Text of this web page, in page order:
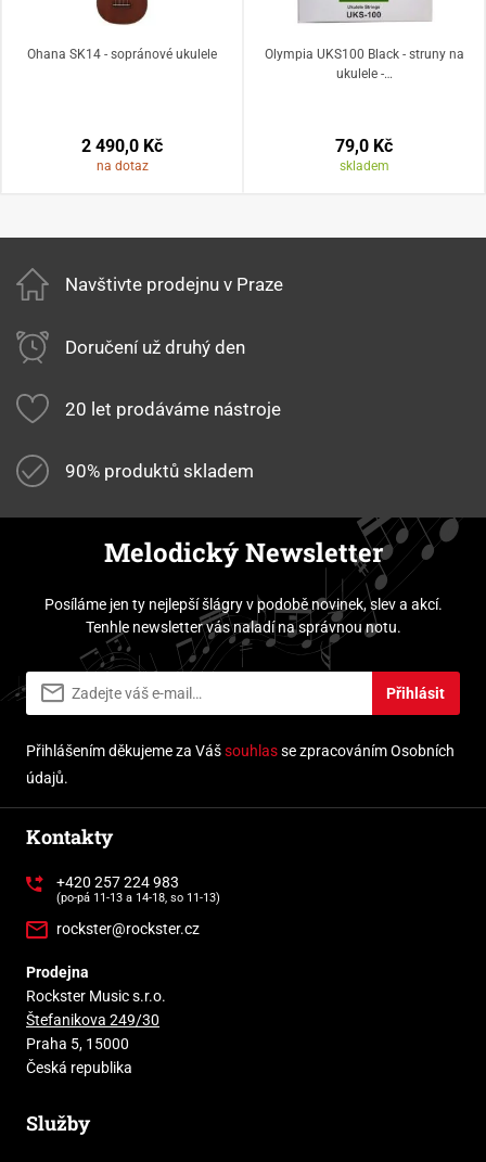
Ohana SK14 - sopránové ukulele
2 490,0 Kč
na dotaz
Olympia UKS100 Black - struny na
ukulele -…
79,0 Kč
skladem
Navštivte prodejnu v Praze
Doručení už druhý den
20 let prodáváme nástroje
90% produktů skladem
Melodický Newsletter
Posíláme jen ty nejlepší šlágry v podobě novinek, slev a akcí.
Tenhle newsletter vás naladí na správnou notu.
Přihlásit
Přihlášením děkujeme za Vášsouhlasse zpracováním Osobních
údajů.
Kontakty
+420 257 224 983
(po-pá 11-13 a 14-18, so 11-13)
rockster@rockster.cz
Prodejna
Rockster Music s.r.o.
Štefanikova 249/30
Praha 5, 15000
Česká republika
Služby